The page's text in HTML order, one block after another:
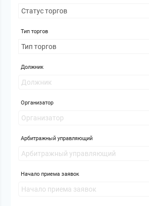
Тип торгов
Должник
Организатор
Арбитражный управляющий
Начало приема заявок